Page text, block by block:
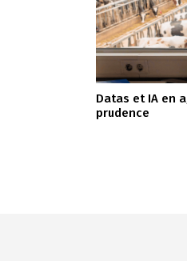
Datas et IA en
prudence